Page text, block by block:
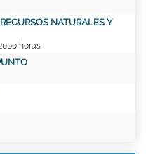
NATURALES Y
horas